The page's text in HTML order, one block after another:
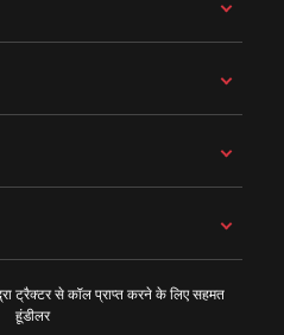
ट्रैक्टर से कॉल प्राप्त करने के लिए सहमत
हूंडीलर